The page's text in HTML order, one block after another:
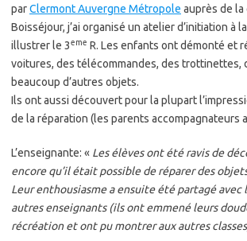
parClermont Auvergne Métropole auprès de la
Boisséjour, j’ai organisé un atelier d’initiation à
illustrer le 3eme R. Les enfants ont démonté et
voitures, des télécommandes, des trottinettes,
beaucoup d’autres objets.
Ils ont aussi découvert pour la plupart
de la réparation (les parents accompagnateurs
L’enseignante: « Les élèves ont été ravis de
encore qu’il était possible de réparer des
Leur enthousiasme a ensuite été partagé avec
autres enseignants (ils ont emmené leurs
récréation et ont pu montrer aux autres